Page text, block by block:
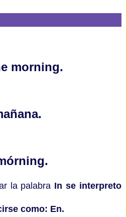
5
morning.
la palabra In se interpreto
como: En.